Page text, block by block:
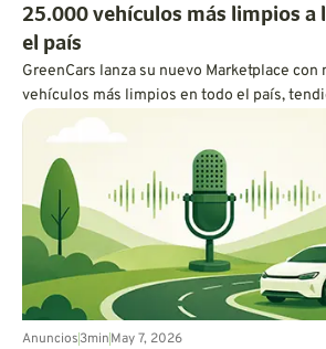
25.000 vehículos más limpios a
el país
GreenCars lanza su nuevo Marketplace
vehículos más limpios en todo el país,
entre la educación sobre vehículos
uno.
Anuncios3minMay 7, 2026